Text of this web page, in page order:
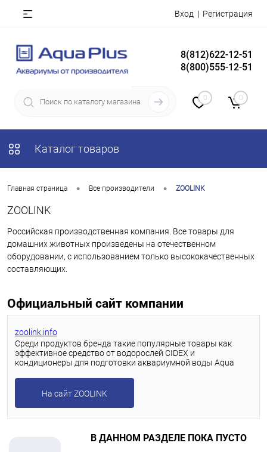
Вход Регистрация
8(812)622-12-51
8(800)555-12-51
0 0
Каталог товаров
Главная страница • Все производители • ZOOLINK
ZOOLINK
Российская производственная компания. Все товары для
домашних животных произведены на отечественном
оборудовании, с использованием только высококачественных
составляющих.
Официальный сайт компании
zoolink.info
Среди продуктов бренда такие популярные товары как
эффективное средство от водорослей CIDEX и
кондиционеры для подготовки аквариумной воды Aqua
На сайт ZOOLINK
В ДАННОМ РАЗДЕЛЕ ПОКА ПУСТО